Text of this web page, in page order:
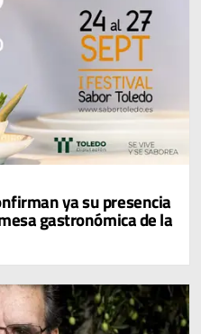
ya su presencia
gastronómica de la